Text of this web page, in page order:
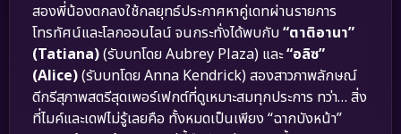
สองพี่น้องตกลงใช้กลยุทธ์ประกาศหาคู่เดทผ่านรายการ
โทรทัศน์และโลกออนไลน์ จนกระทั่งได้พบกับ“ตาติอานา”
(Tatiana)(รับบทโดย Aubrey Plaza) และ“อลิซ”
(Alice)(รับบทโดย Anna Kendrick) สองสาวภาพลักษณ์
ดีกรีสุภาพสตรีสุดเพอร์เฟกต์ที่ดูเหมาะสมทุกประการ ทว่า… สิ่ง
ที่ไมค์และเดฟไม่รู้เลยคือ ทั้งหมดเป็นเพียง “ฉากบังหน้า”